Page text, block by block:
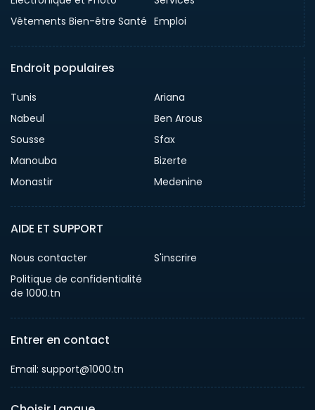
Vêtements Bien-être Santé Emploi
Endroit populaires
Tunis
Ariana
Nabeul
Ben Arous
Sousse
Sfax
Manouba
Bizerte
Monastir
Medenine
AIDE ET SUPPORT
Nous contacter
S'inscrire
Politique de confidentialité
de 1000.tn
Entrer en contact
Email: support@1000.tn